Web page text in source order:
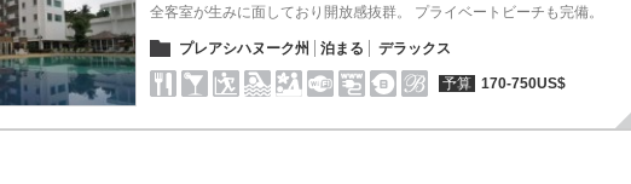
全客室が生みに面しており開放感抜群。 プライベートビーチも完備。
プレアシハヌーク州 泊まる デラックス
予算 170-750US$